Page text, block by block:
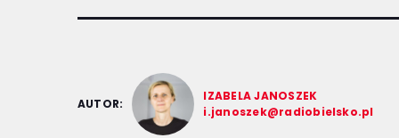
AUTOR:
IZABELA JANOSZEK
i.janoszek@radiobielsko.pl